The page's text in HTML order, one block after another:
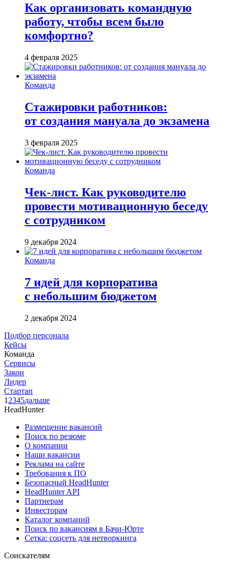
Как организовать командную
работу, чтобы всем было
комфортно?
4 февраля 2025
Команда
Стажировки работников:
от создания мануала до экзамена
3 февраля 2025
Команда
Чек-лист. Как руководителю
провести мотивационную беседу
с сотрудником
9 декабря 2024
Команда
7 идей для корпоратива
с небольшим бюджетом
2 декабря 2024
Подбор персонала
Кейсы
Команда
Сервисы
Закон
Лидер
Стартап
1 2345дальше
HeadHunter
Размещение вакансий
Поиск по резюме
О компании
Наши вакансии
Реклама на сайте
Требования к ПО
Безопасный HeadHunter
HeadHunter API
Партнерам
Инвесторам
Каталог компаний
Поиск по вакансиям в Бачи-Юрте
Сетка: соцсеть для нетворкинга
Соискателям